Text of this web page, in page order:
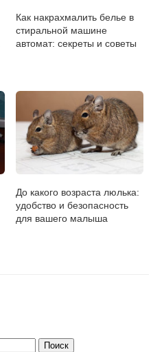
Как накрахмалить белье в
стиральной машине
автомат: секреты и советы
До какого возраста люлька:
удобство и безопасность
для вашего малыша